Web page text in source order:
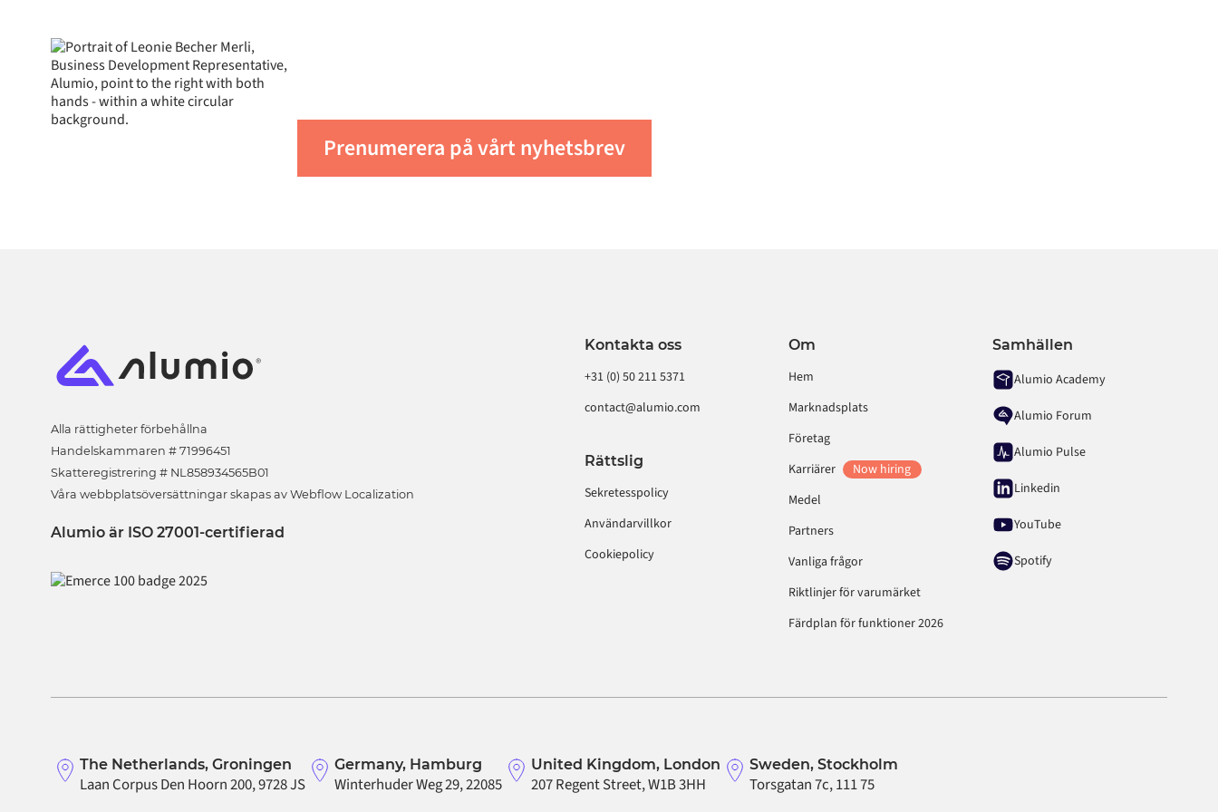
Prenumerera på vårt nyhetsbrev
Alla rättigheter förbehållna
Handelskammaren # 71996451
Skatteregistrering # NL858934565B01
Våra webbplatsöversättningar skapas av Webflow Localization
Alumio är ISO 27001-certifierad
Kontakta oss
+31 (0) 50 211 5371
contact@alumio.com
Rättslig
Sekretesspolicy
Användarvillkor
Cookiepolicy
Om
Hem
Marknadsplats
Företag
Karriärer
Now hiring
Medel
Partners
Vanliga frågor
Riktlinjer för varumärket
Färdplan för funktioner 2026
Samhällen
Alumio Academy
Alumio Forum
Alumio Pulse
Linkedin
YouTube
Spotify
The Netherlands, Groningen
Laan Corpus Den Hoorn 200, 9728 JS
Germany, Hamburg
Winterhuder Weg 29, 22085
United Kingdom, London
207 Regent Street, W1B 3HH
Sweden, Stockholm
Torsgatan 7c, 111 75